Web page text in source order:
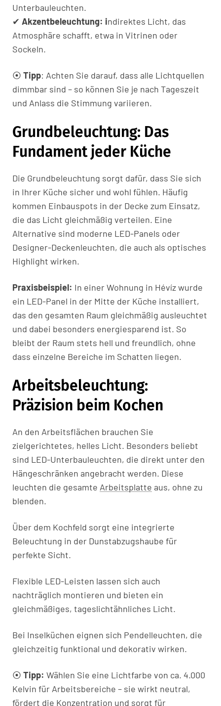
Unterbauleuchten.
✔ Akzentbeleuchtung: indirektes Licht, das
Atmosphäre schafft, etwa in Vitrinen oder
Sockeln.
⦿ Tipp: Achten Sie darauf, dass alle Lichtquellen
dimmbar sind – so können Sie je nach Tageszeit
und Anlass die Stimmung variieren.
Grundbeleuchtung: Das
Fundament jeder Küche
Die Grundbeleuchtung sorgt dafür, dass Sie sich
in Ihrer Küche sicher und wohl fühlen. Häufig
kommen Einbauspots in der Decke zum Einsatz,
die das Licht gleichmäßig verteilen. Eine
Alternative sind moderne LED-Panels oder
Designer-Deckenleuchten, die auch als optisches
Highlight wirken.
Praxisbeispiel: In einer Wohnung in Hévíz wurde
ein LED-Panel in der Mitte der Küche installiert,
das den gesamten Raum gleichmäßig ausleuchtet
und dabei besonders energiesparend ist. So
bleibt der Raum stets hell und freundlich, ohne
dass einzelne Bereiche im Schatten liegen.
Arbeitsbeleuchtung:
Präzision beim Kochen
An den Arbeitsflächen brauchen Sie
zielgerichtetes, helles Licht. Besonders beliebt
sind LED-Unterbauleuchten, die direkt unter den
Hängeschränken angebracht werden. Diese
leuchten die gesamte Arbeitsplatte aus, ohne zu
blenden.
Über dem Kochfeld sorgt eine integrierte
Beleuchtung in der Dunstabzugshaube für
perfekte Sicht.
Flexible LED-Leisten lassen sich auch
nachträglich montieren und bieten ein
gleichmäßiges, tageslichtähnliches Licht.
Bei Inselküchen eignen sich Pendelleuchten, die
gleichzeitig funktional und dekorativ wirken.
⦿ Tipp: Wählen Sie eine Lichtfarbe von ca. 4.000
Kelvin für Arbeitsbereiche – sie wirkt neutral,
fördert die Konzentration und sorgt für